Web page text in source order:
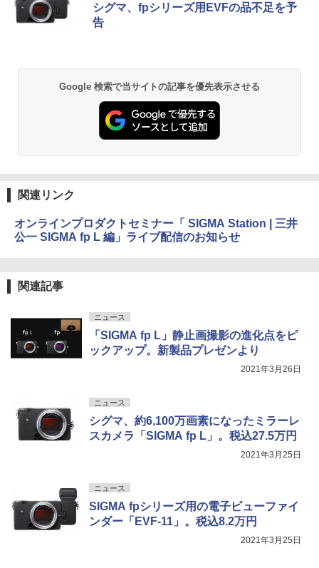
シグマ、fpシリーズ用EVFの品不足を予
告
Google 検索で当サイトの記事を優先表示させる
関連リンク
オンラインプロダクトセミナー「 SIGMA Station | 三井
公一 SIGMA fp L 編」ライブ配信のお知らせ
関連記事
ニュース
「SIGMA fp L」静止画撮影の進化点をピ
ックアップ。新製品プレゼンより
2021年3月26日
ニュース
シグマ、約6,100万画素になったミラーレ
スカメラ「SIGMA fp L」。税込27.5万円
2021年3月25日
ニュース
SIGMA fpシリーズ用の電子ビューファイ
ンダー「EVF-11」。税込8.2万円
2021年3月25日